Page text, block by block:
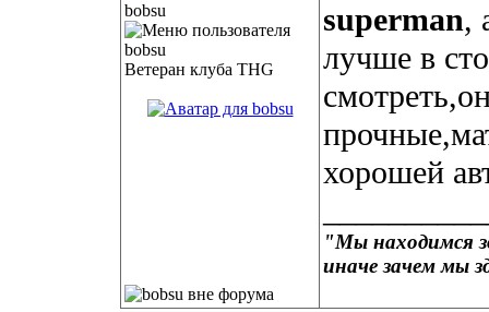
bobsu
Ветеран клуба THG
superman,
лучше в
хорошей
"Мы находимся
иначе зачем мы